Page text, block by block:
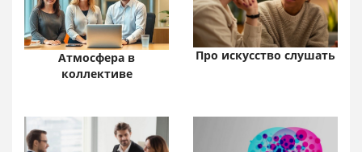
Атмосфера в
коллективе
Про искусство слушать